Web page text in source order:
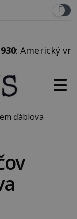
Joseph
ďáblova